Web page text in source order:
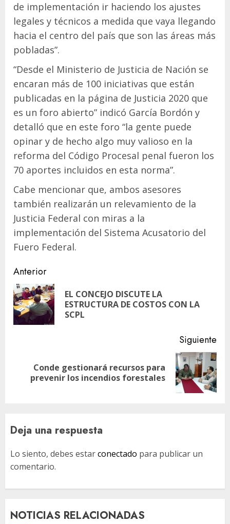
de implementación ir haciendo los ajustes
legales y técnicos a medida que vaya llegando
hacia el centro del país que son las áreas más
pobladas”.
“Desde el Ministerio de Justicia de Nación se
encaran más de 100 iniciativas que están
publicadas en la página de Justicia 2020 que
es un foro abierto” indicó García Bordón y
detalló que en este foro “la gente puede
opinar y de hecho algo muy valioso en la
reforma del Código Procesal penal fueron los
70 aportes incluidos en esta norma”.
Cabe mencionar que, ambos asesores
también realizarán un relevamiento de la
Justicia Federal con miras a la
implementación del Sistema Acusatorio del
Fuero Federal.
Navegación
de
entradas
Anterior
EL CONCEJO DISCUTE LA
ESTRUCTURA DE COSTOS CON LA
SCPL
Siguiente
Siguiente
entrada:
Conde gestionará recursos para
prevenir los incendios forestales
Deja una respuesta
Lo siento, debes estarconectado para publicar un
comentario.
NOTICIAS RELACIONADAS